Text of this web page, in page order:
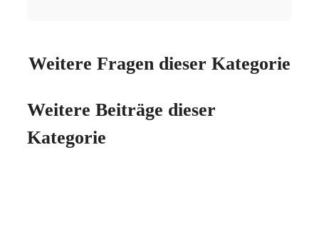
Weitere Fragen dieser Kategorie
Weitere Beiträge dieser
Kategorie